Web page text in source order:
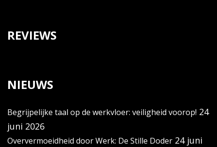
REVIEWS
NIEUWS
Begrijpelijke taal op de werkvloer: veiligheid voorop! 24
juni 2026
Oververmoeidheid door Werk: De Stille Doder 24 juni